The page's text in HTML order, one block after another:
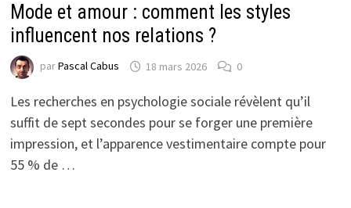
Mode et amour : comment les styles
influencent nos relations ?
parPascal Cabus 18 mars 2026 0
Les recherches en psychologie sociale révèlent qu’il
suffit de sept secondes pour se forger une première
impression, et l’apparence vestimentaire compte pour
55 % de …